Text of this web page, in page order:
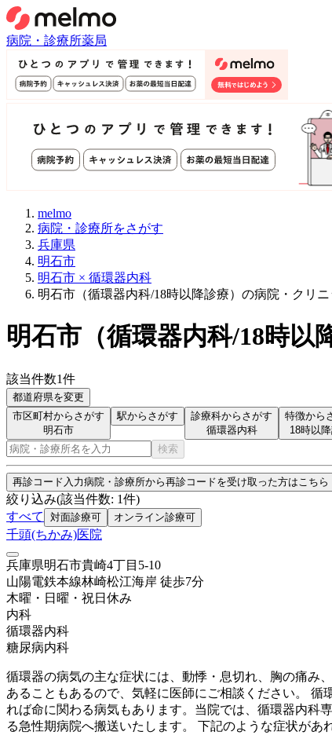
病院・診療所薬局
melmo
病院・診療所をさがす
兵庫県
明石市
明石市 × 循環器内科
明石市（循環器内科/18時以降診療）の病院・クリニ
明石市 （循環器内科/18時以
該当件数1件
都道府県を変更
市区町村からさがす
明石市
駅からさがす
診療科からさがす
循環器内科
特徴から
18時以
検索
再診コード入力病院・診療所から再診コードを受け取った方はこちら
絞り込み(該当件数: 1件)
すべて
対面診療可 オンライン診療可
千頭(ちかみ)医院
兵庫県明石市貴崎4丁目5-10
山陽電鉄本線林崎松江海岸 徒歩7分
木曜・日曜・祝日 休み
内科
循環器内科
糖尿病内科
循環器の病気の主な症状には、動悸・息切れ、胸の痛み
あることもあるので、気軽に医師にご相談ください。
れば命に関わる病気もあります。当院では、循環器内科
る急性期病院へ搬送いたします。 下記のような症状が